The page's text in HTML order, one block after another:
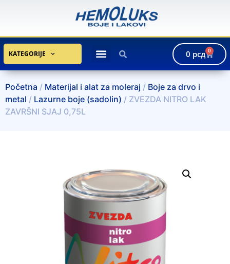
KATEGORIJE 0 рсд 0
Početna / Materijal i alat za moleraj / Boje za drvo i
metal / Lazurne boje (sadolin) / ZVEZDA NITRO LAK
ZAVRŠNI SJAJ 0,75L